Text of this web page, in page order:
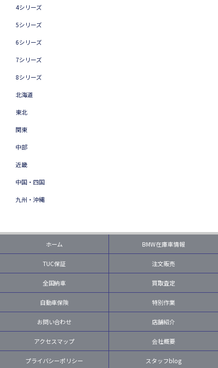
4シリーズ
5シリーズ
6シリーズ
7シリーズ
8シリーズ
北海道
東北
関東
中部
近畿
中国・四国
九州・沖縄
ホーム BMW在庫車情報
TUC保証 注文販売
全国納車 買取査定
自動車保険 特別作業
お問い合わせ 店舗紹介
アクセスマップ 会社概要
プライバシーポリシー スタッフblog